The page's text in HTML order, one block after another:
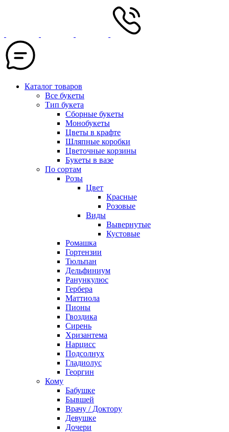
Каталог товаров
Все букеты
Тип букета
Сборные букеты
Монобукеты
Цветы в крафте
Шляпные коробки
Цветочные корзины
Букеты в вазе
По сортам
Розы
Цвет
Красные
Розовые
Виды
Вывернутые
Кустовые
Ромашка
Гортензии
Тюльпан
Дельфиниум
Ранункулюс
Гербера
Маттиола
Пионы
Гвоздика
Сирень
Хризантема
Нарцисс
Подсолнух
Гладиолус
Георгин
Кому
Бабушке
Бывшей
Врачу / Доктору
Девушке
Дочери